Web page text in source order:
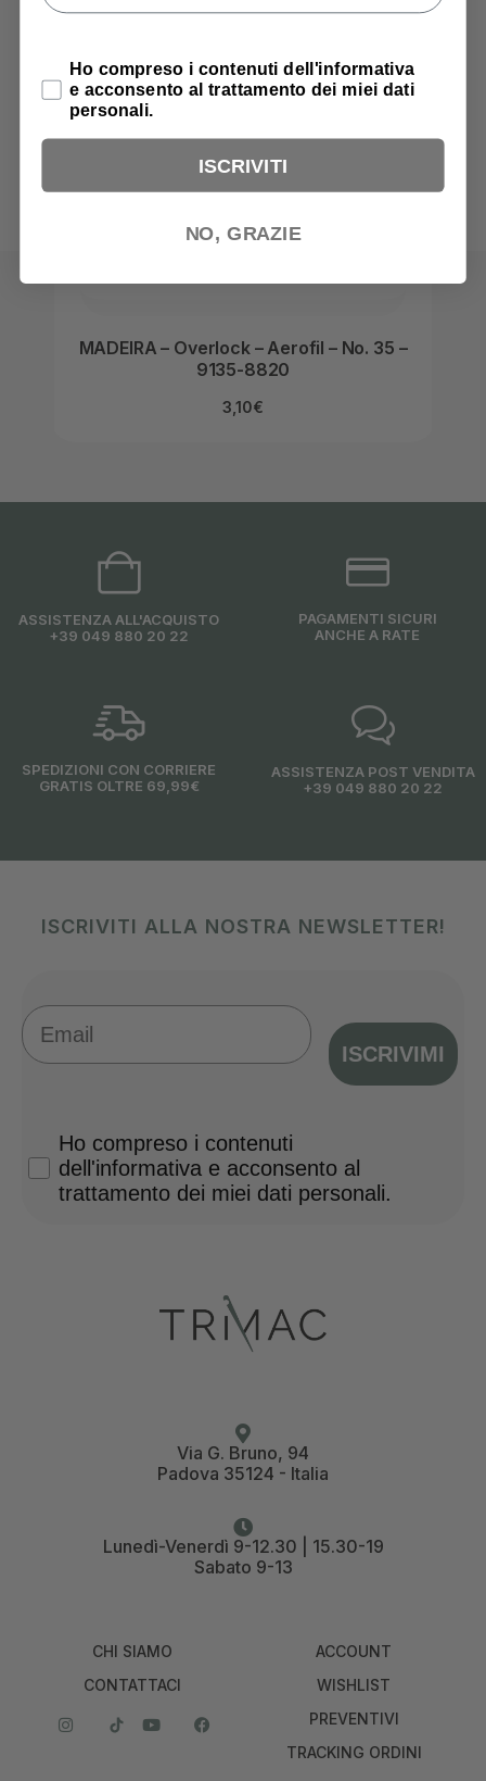
MADEIRA – Overlock – Aerofil – No. 35 –
9135-8820
3,10€
ASSISTENZA ALL'ACQUISTO
+39 049 880 20 22
PAGAMENTI SICURI
ANCHE A RATE
SPEDIZIONI CON CORRIERE
GRATIS OLTRE 69,99€
ASSISTENZA POST VENDITA
+39 049 880 20 22
ISCRIVITI ALLA NOSTRA NEWSLETTER!
Email
ISCRIVIMI
Privacy Policy
Ho compreso i contenuti
dell'informativa e acconsento al
trattamento dei miei dati personali.
Via G. Bruno, 94
Padova 35124 - Italia
Lunedì-Venerdì 9-12.30 | 15.30-19
Sabato 9-13
CHI SIAMO
CONTATTACI
ACCOUNT
WISHLIST
PREVENTIVI
TRACKING ORDINI
Privacy Policy
Ho compreso i contenuti dell'informativa
e acconsento al trattamento dei miei dati
personali.
ISCRIVITI
NO, GRAZIE